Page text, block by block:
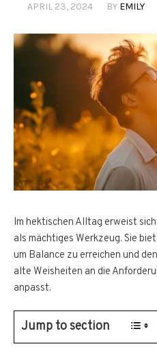
APRIL 23, 2024 BY EMILY
Im hektischen Alltag erweist
als mächtiges Werkzeug. Sie
um Balance zu erreichen und
alte Weisheiten an die
anpasst.
Jump to section